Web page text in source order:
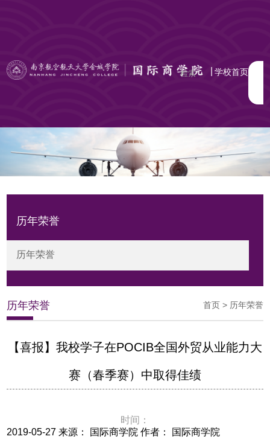
学校首页
历年荣誉
历年荣誉
历年荣誉 首页> 历年荣誉
【喜报】我校学子在POCIB全国外贸从业能力大
赛（春季赛）中取得佳绩
时间：
2019-05-27 来源： 国际商学院 作者： 国际商学院